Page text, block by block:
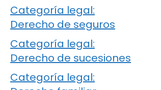
Categoría legal:
Derecho de seguros
Categoría legal:
Derecho de sucesiones
Categoría legal: